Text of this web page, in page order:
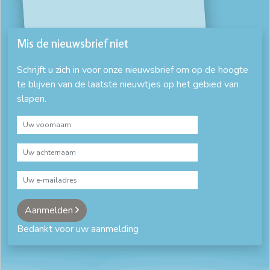
Mis de nieuwsbrief niet
Schrijft u zich in voor onze nieuwsbrief om op de hoogte
te blijven van de laatste nieuwtjes op het gebied van
slapen.
Aanmelden
Bedankt voor uw aanmelding